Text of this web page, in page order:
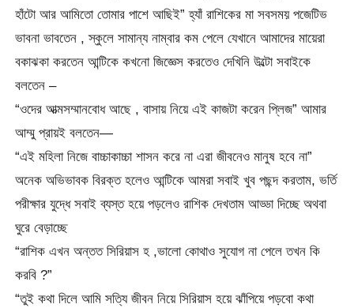
হাঁটো আর আমিতো তোমার পাশে আছিই” হ্যাঁ রাশিকের মা সবসময় পজেটিভ
ভাবনা ভাবতেন , স্কুলে সামান্য নাম্বার কম পেলে যেখানে আমাদের মায়েরা
বকাঝকা করতেন আন্টিকে কখনো জিজ্ঞেস করতেও দেখিনি উল্টো সবাইকে
বলতেন –
“ওদের আত্মসম্মানবোধ আছে , বাসায় নিয়ে এই কাজটা করেন প্লিজ” আমার
আম্মু প্রায়ই বলতেন—
“এই মহিলা নিজে বাচ্চাকাচ্চা শাসন করে না এরা জীবনেও মানুষ হবে না”
অনেক অভিভাবক বিরক্ত হলেও আন্টিকে আমরা সবাই খুব পছন্দ করতাম, ভর্তি
পরীক্ষার যুদ্ধে সবাই ব্যস্ত হয়ে পড়লেও রাশিক দেখতাম আড্ডা দিচ্ছে অথবা
ঘুরে বেড়াচ্ছে
“রাশিক এখন অন্তত সিরিয়াস হ ,ভালো কোথাও সুযোগ না পেলে তখন কি
করবি ?”
“তুই কথা দিলে আমি সত্যি জীবন নিয়ে সিরিয়াস হয়ে ঝাঁপিয়ে পড়বো কথা